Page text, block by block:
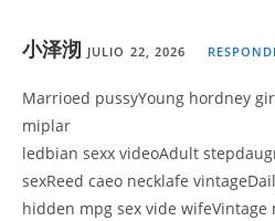
小泽沏 JULIO 22, 2026
Marrioed pussyYoung hordney
miplar
ledbian sexx videoAdult
sexReed caeo necklafe
hidden mpg sex vide